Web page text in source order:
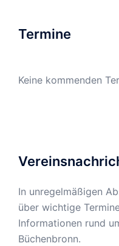
Termine
Keine kommenden
In unregelmäßigen
über wichtige
Informationen rund
Büchenbronn.